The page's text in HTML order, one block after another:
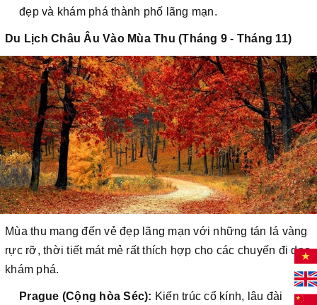
đẹp và khám phá thành phố lãng mạn.
Du Lịch Châu Âu Vào Mùa Thu (Tháng 9 - Tháng 11)
Mùa thu mang đến vẻ đẹp lãng mạn với những tán lá vàng
rực rỡ, thời tiết mát mẻ rất thích hợp cho các chuyến đi dạo
khám phá.
Prague (Cộng hòa Séc): Kiến trúc cổ kính, lâu đài